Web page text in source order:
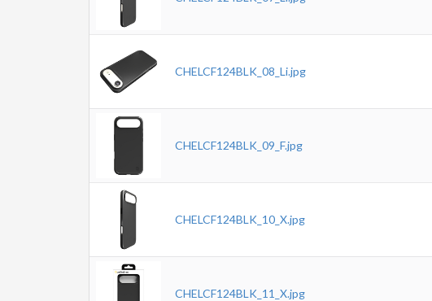
CHELCF124BLK_08_Li.jpg
CHELCF124BLK_09_F.jpg
CHELCF124BLK_10_X.jpg
CHELCF124BLK_11_X.jpg